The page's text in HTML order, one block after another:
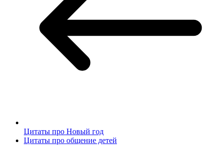
Цитаты про Новый год
Цитаты про общение детей